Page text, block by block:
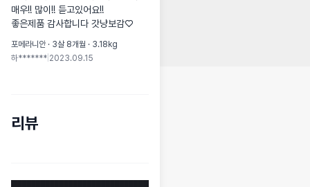
매우!! 많이!! 듣고있어요!!
좋은제품 감사합니다 갓냥보감♡
포메라니안 · 3살 8개월 · 3.18kg
하******* 2023.09.15
리뷰